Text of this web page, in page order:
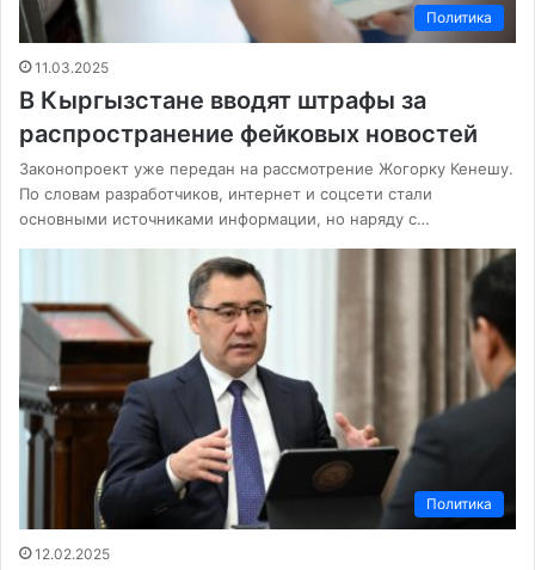
Политика
11.03.2025
В Кыргызстане вводят штрафы за
распространение фейковых новостей
Законопроект уже передан на рассмотрение Жогорку Кенешу.
По словам разработчиков, интернет и соцсети стали
основными источниками информации, но наряду с…
Политика
12.02.2025